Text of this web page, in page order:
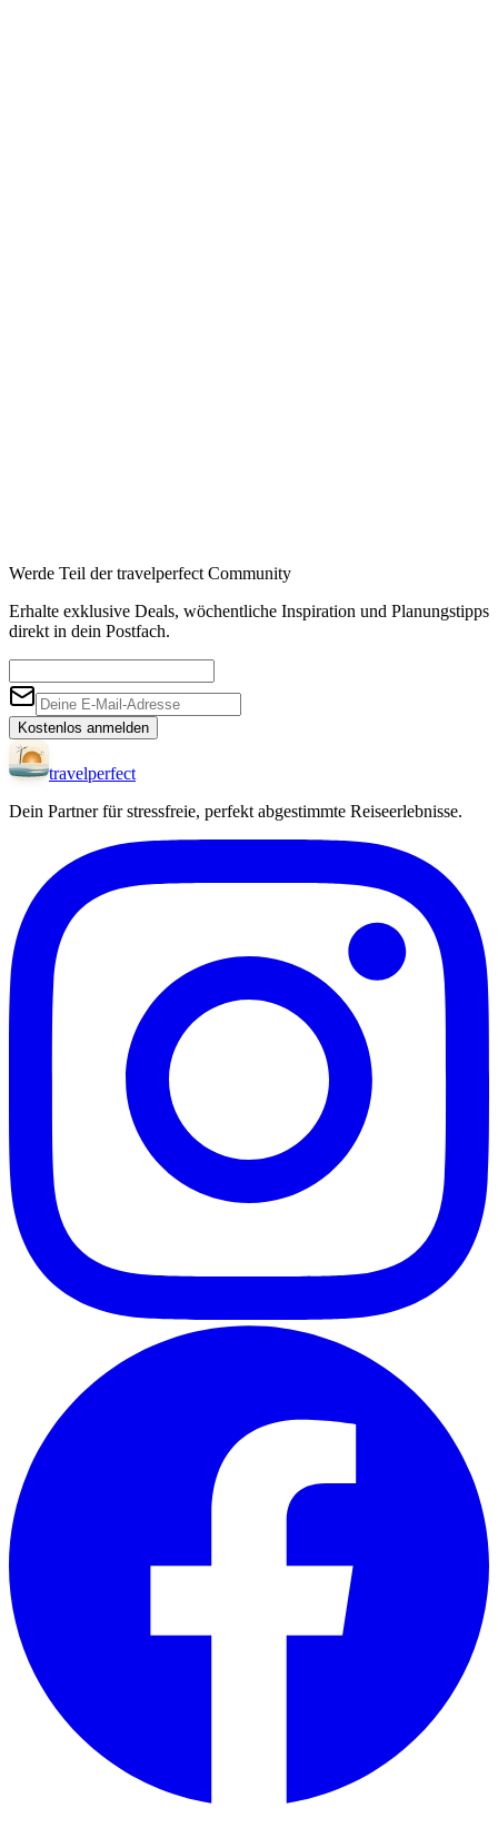
Werde Teil der travelperfect Community
Erhalte exklusive Deals, wöchentliche Inspiration und Planungstipps
direkt in dein Postfach.
Kostenlos anmelden
travelperfect
Dein Partner für stressfreie, perfekt abgestimmte Reiseerlebnisse.